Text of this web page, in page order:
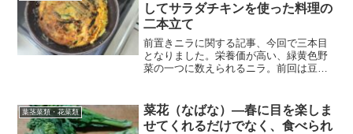
してサラダチキンを使った料理の
二本立て
前置きニラに関する記事、今回で三本目
となりました。栄養価が高い、緑黄色野
菜の一つに数えられるニラ。前回は豆腐
してサラダチキンを使った料理を作って
みました。卵を使った料理...
葉茎菜類・花菜類
菜花（なばな）―春に目を楽しま
せてくれるだけでなく、食べられ